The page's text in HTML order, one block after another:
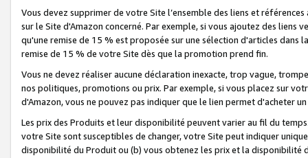
Vous devez supprimer de votre Site l’ensemble des liens et
sur le Site d'Amazon concerné. Par exemple, si vous ajoutez des
qu'une remise de 15 % est proposée sur une sélection d'articles
remise de 15 % de votre Site dès que la promotion prend fin.
Vous ne devez réaliser aucune déclaration inexacte, trop vague,
nos politiques, promotions ou prix. Par exemple, si vous placez sur
d'Amazon, vous ne pouvez pas indiquer que le lien permet d'acheter
Les prix des Produits et leur disponibilité peuvent varier au fil du
votre Site sont susceptibles de changer, votre Site peut indiquer
disponibilité du Produit ou (b) vous obtenez les prix et la disponibilité